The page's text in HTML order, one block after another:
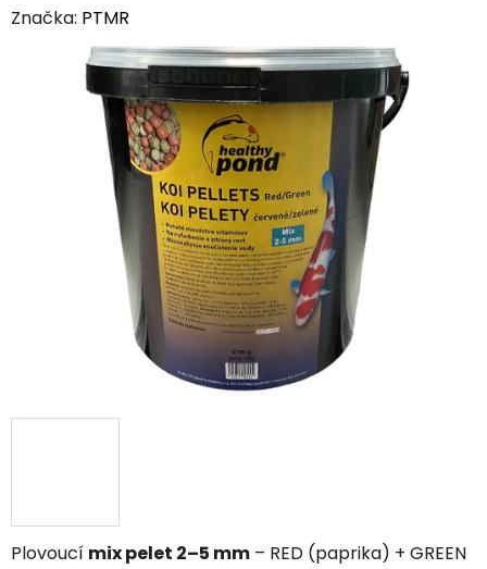
Plovoucí mix pelet 2–5 mm – RED (paprika) + GREEN
hodnocení
Značka: PTMR